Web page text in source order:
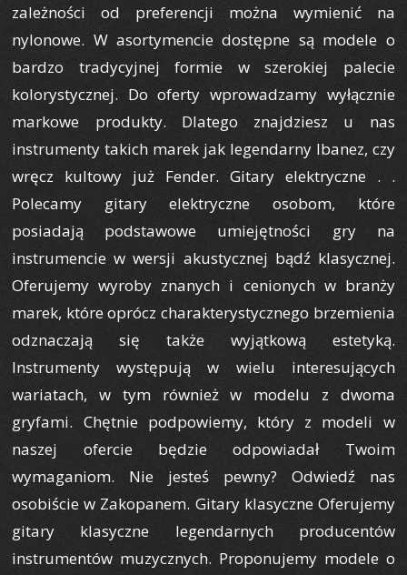
zależności od preferencji można wymienić na
nylonowe. W asortymencie dostępne są modele o
bardzo tradycyjnej formie w szerokiej palecie
kolorystycznej. Do oferty wprowadzamy wyłącznie
markowe produkty. Dlatego znajdziesz u nas
instrumenty takich marek jak legendarny Ibanez, czy
wręcz kultowy już Fender. Gitary elektryczne . .
Polecamy gitary elektryczne osobom, które
posiadają podstawowe umiejętności gry na
instrumencie w wersji akustycznej bądź klasycznej.
Oferujemy wyroby znanych i cenionych w branży
marek, które oprócz charakterystycznego brzemienia
odznaczają się także wyjątkową estetyką.
Instrumenty występują w wielu interesujących
wariatach, w tym również w modelu z dwoma
gryfami. Chętnie podpowiemy, który z modeli w
naszej ofercie będzie odpowiadał Twoim
wymaganiom. Nie jesteś pewny? Odwiedź nas
osobiście w Zakopanem. Gitary klasyczne Oferujemy
gitary klasyczne legendarnych producentów
instrumentów muzycznych. Proponujemy modele o